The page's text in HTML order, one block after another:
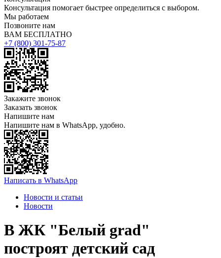
Консультация помогает быстрее определиться с выбором.
Мы работаем
Позвоните нам
ВАМ БЕСПЛАТНО
+7 (800) 301-75-87
Закажите звонок
Заказать звонок
Напишите нам
Напишите нам в WhatsApp, удобно.
Написать в WhatsApp
Новости и статьи
Новости
В ЖК "Белый grad"
построят детский сад